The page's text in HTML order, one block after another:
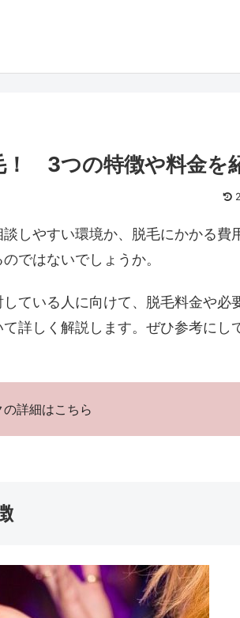
！ 3つの特徴や料金を
しやすい環境か、脱毛にかかる費
ではないでしょうか。
ている人に向けて、脱毛料金や必
詳しく解説します。ぜひ参考にし
詳細はこちら